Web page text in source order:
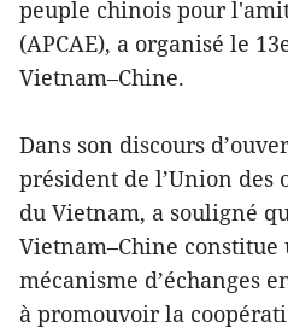
peuple chinois pour
(APCAE), a organisé le
Vietnam–Chine.
Dans son discours
président de l’Union des
du Vietnam, a souligné
Vietnam–Chine
mécanisme d’échanges
à promouvoir la